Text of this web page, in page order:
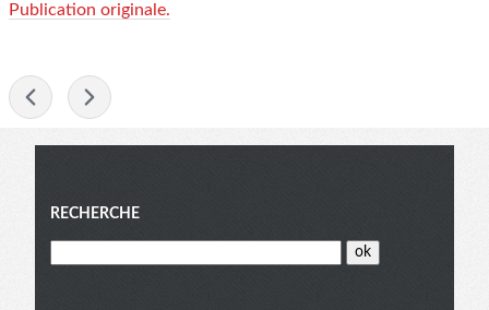
Publication originale.
Menu
RECHERCHE